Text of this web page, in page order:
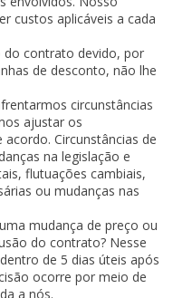
custos aplicáveis a cada
do contrato devido, por
de desconto, não lhe
circunstâncias
ajustar os
Circunstâncias de
na legislação e
flutuações cambiais,
ou mudanças nas
mudança de preço ou
do contrato? Nesse
de 5 dias úteis após
ocorre por meio de
a nós.